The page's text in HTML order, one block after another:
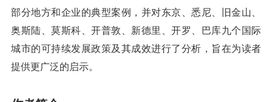
部分地方和企业的典型案例，并对东京、悉尼、旧金山、
奥斯陆、莫斯科、开普敦、新德里、开罗、巴库九个国际
城市的可持续发展政策及其成效进行了分析，旨在为读者
提供更广泛的启示。